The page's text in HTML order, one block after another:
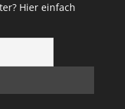
Hier einfach